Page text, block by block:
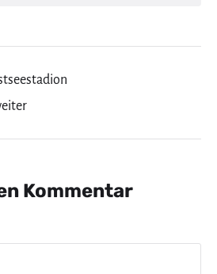
Kommentar